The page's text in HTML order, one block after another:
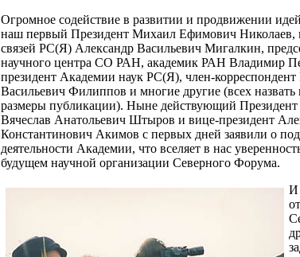
Огромное содействие в развитии и продвижении
наш первый Президент Михаил Ефимович Николаев,
связей РС(Я) Александр Васильевич Мигалкин,
научного центра СО РАН, академик РАН Владимир
президент Академии наук РС(Я), член-
Васильевич Филиппов и многие другие (всех назвать
размеры публикации). Ныне действующий Президент
Вячеслав Анатольевич Штыров и вице-президент
Константинович Акимов с первых дней заявили о
деятельности Академии, что вселяет в нас
будущем научной организации Северного Форума.
И